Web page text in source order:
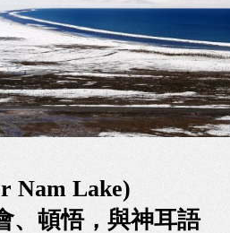
Nam Lake)
、頓悟，與神耳語